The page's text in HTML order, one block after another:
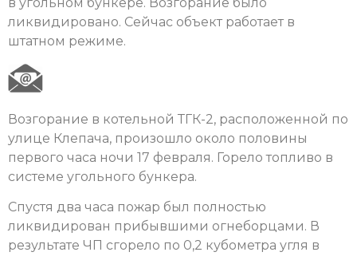
ликвидировано. Сейчас объект работает в
штатном режиме.
Возгорание в котельной ТГК-2, расположенной по
улице Клепача, произошло около половины
первого часа ночи 17 февраля. Горело топливо в
системе угольного бункера.
Спустя два часа пожар был полностью
ликвидирован прибывшими огнеборцами. В
результате ЧП сгорело по 0,2 кубометра угля в